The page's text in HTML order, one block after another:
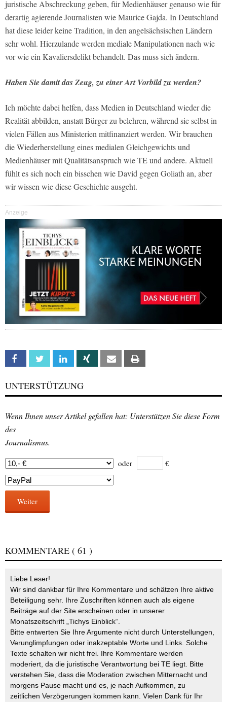
juristische Abschreckung geben, für Medienhäuser genauso wie für
derartig agierende Journalisten wie Maurice Gajda. In Deutschland
hat diese leider keine Tradition, in den angelsächsischen Ländern
sehr wohl. Hierzulande werden mediale Manipulationen nach wie
vor wie ein Kavaliersdelikt behandelt. Das muss sich ändern.
Haben Sie damit das Zeug, zu einer Art Vorbild zu werden?
Ich möchte dabei helfen, dass Medien in Deutschland wieder die
Realität abbilden, anstatt Bürger zu belehren, während sie selbst in
vielen Fällen aus Ministerien mitfinanziert werden. Wir brauchen
die Wiederherstellung eines medialen Gleichgewichts und
Medienhäuser mit Qualitätsanspruch wie TE und andere. Aktuell
fühlt es sich noch ein bisschen wie David gegen Goliath an, aber
wir wissen wie diese Geschichte ausgeht.
Anzeige
Facebook Twitter Linkedin Xing Email
UNTERSTÜTZUNG
Wenn Ihnen unser Artikel gefallen hat: Unterstützen Sie diese Form
des
Journalismus.
oder €
Weiter
KOMMENTARE ( 61 )
Liebe Leser!
Wir sind dankbar für Ihre Kommentare und schätzen Ihre aktive
Beteiligung sehr. Ihre Zuschriften können auch als eigene
Beiträge auf der Site erscheinen oder in unserer
Monatszeitschrift „Tichys Einblick“.
Bitte entwerten Sie Ihre Argumente nicht durch Unterstellungen,
Verunglimpfungen oder inakzeptable Worte und Links. Solche
Texte schalten wir nicht frei. Ihre Kommentare werden
moderiert, da die juristische Verantwortung bei TE liegt. Bitte
verstehen Sie, dass die Moderation zwischen Mitternacht und
morgens Pause macht und es, je nach Aufkommen, zu
zeitlichen Verzögerungen kommen kann. Vielen Dank für Ihr